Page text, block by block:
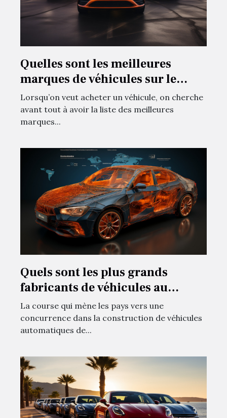
Quelles sont les meilleures
marques de véhicules sur le
marché ?
Lorsqu’on veut acheter un véhicule, on cherche
avant tout à avoir la liste des meilleures
marques...
Quels sont les plus grands
fabricants de véhicules au
monde ?
La course qui mène les pays vers une
concurrence dans la construction de véhicules
automatiques de...